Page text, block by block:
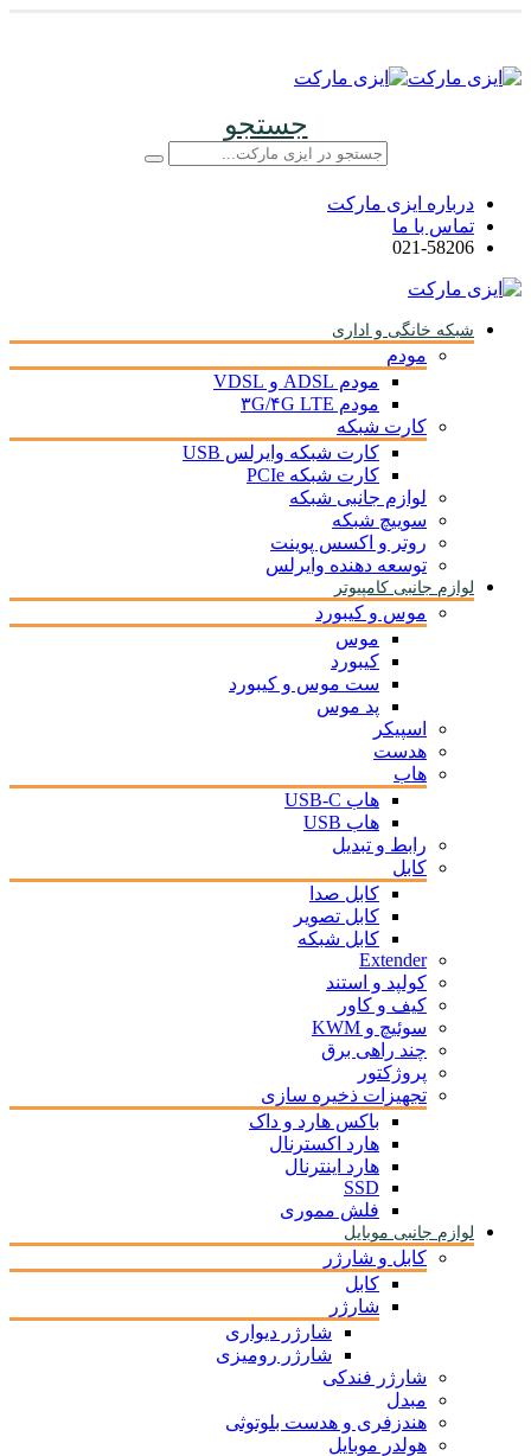
جستجو
درباره ایزی مارکت
تماس با ما
021-58206
شبکه خانگی و اداری
مودم
مودم ADSL و VDSL
مودم ۳G/۴G LTE
کارت شبکه
کارت شبکه وایرلس USB
کارت شبکه PCIe
لوازم جانبی شبکه
سوییچ شبکه
روتر و اکسس پوینت
توسعه دهنده وایرلس
لوازم جانبی کامپیوتر
موس و کیبورد
موس
کیبورد
ست موس و کیبورد
پد موس
اسپیکر
هدست
هاب
هاب USB-C
هاب USB
رابط و تبدیل
کابل
کابل صدا
کابل تصویر
کابل شبکه
Extender
کولپد و استند
کیف و کاور
سوئیچ و KWM
چند راهی برق
پروژکتور
تجهیزات ذخیره سازی
باکس هارد و داک
هارد اکسترنال
هارد اینترنال
SSD
فلش مموری
لوازم جانبی موبایل
کابل و شارژر
کابل
شارژر
شارژر دیواری
شارژر رومیزی
شارژر فندکی
مبدل
هندزفری و هدست بلوتوثی
هولدر موبایل